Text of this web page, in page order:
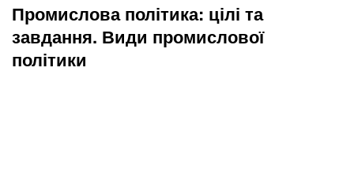
Промислова політика: цілі та
завдання. Види промислової
політики